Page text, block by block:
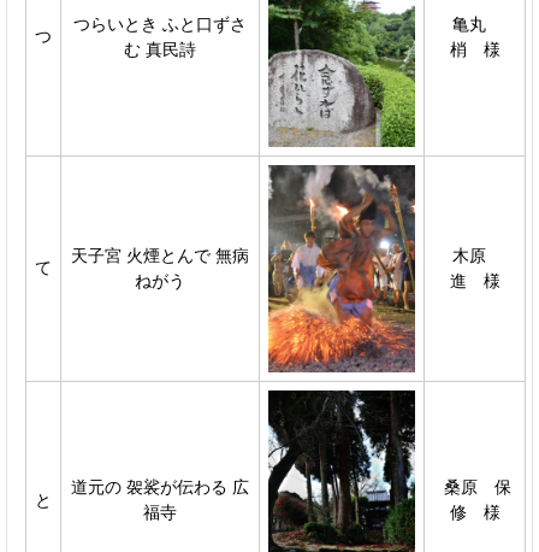
つ
つらいとき ふと口ずさ
む 真民詩
亀丸
梢 様
て
天子宮 火煙とんで 無病
ねがう
木原
進 様
と
道元の 袈裟が伝わる 広
福寺
桑原 保
修 様